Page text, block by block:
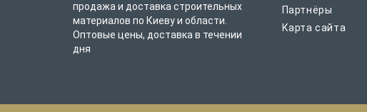
продажа и доставка строительных
материалов по Киеву и области.
Оптовые цены, доставка в течении
дня
Партнёры
Карта сайта